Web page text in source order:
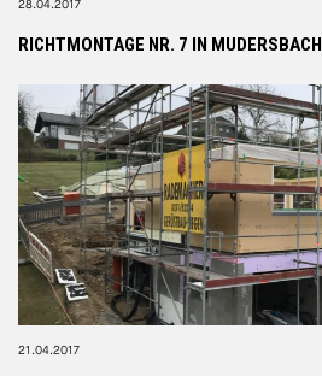
28.04.2017
RICHTMONTAGE NR. 7 IN MUDERSBACH
21.04.2017